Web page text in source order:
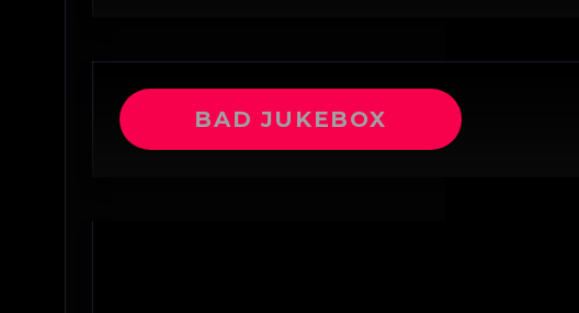
BAD JUKEBOX